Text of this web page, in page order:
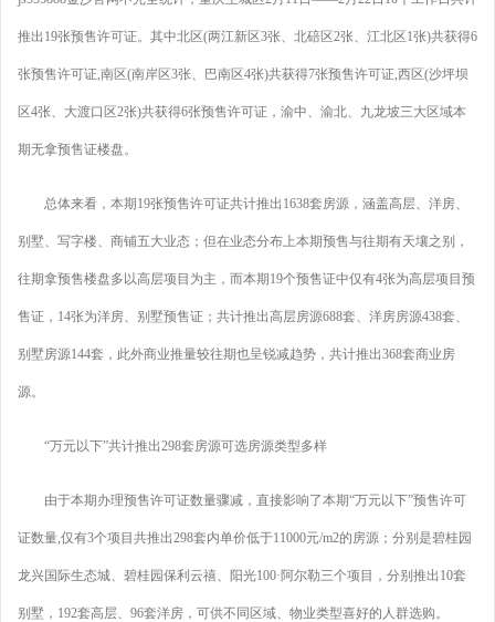
推出19张预售许可证。其中北区(两江新区3张、北碚区2张、江北区1张)共获得6
张预售许可证,南区(南岸区3张、巴南区4张)共获得7张预售许可证,西区(沙坪坝
区4张、大渡口区2张)共获得6张预售许可证，渝中、渝北、九龙坡三大区域本
期无拿预售证楼盘。
总体来看，本期19张预售许可证共计推出1638套房源，涵盖高层、洋房、
别墅、写字楼、商铺五大业态；但在业态分布上本期预售与往期有天壤之别，
往期拿预售楼盘多以高层项目为主，而本期19个预售证中仅有4张为高层项目预
售证，14张为洋房、别墅预售证；共计推出高层房源688套、洋房房源438套、
别墅房源144套，此外商业推量较往期也呈锐减趋势，共计推出368套商业房
源。
“万元以下”共计推出298套房源可选房源类型多样
由于本期办理预售许可证数量骤减，直接影响了本期“万元以下”预售许可
证数量,仅有3个项目共推出298套内单价低于11000元/m2的房源；分别是碧桂园
龙兴国际生态城、碧桂园保利云禧、阳光100·阿尔勒三个项目，分别推出10套
别墅，192套高层、96套洋房，可供不同区域、物业类型喜好的人群选购。